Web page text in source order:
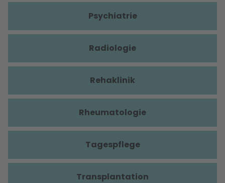
Psychiatrie
Radiologie
Rehaklinik
Rheumatologie
Tagespflege
Transplantation